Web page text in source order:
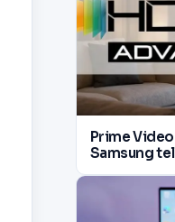
Prime
Samsung